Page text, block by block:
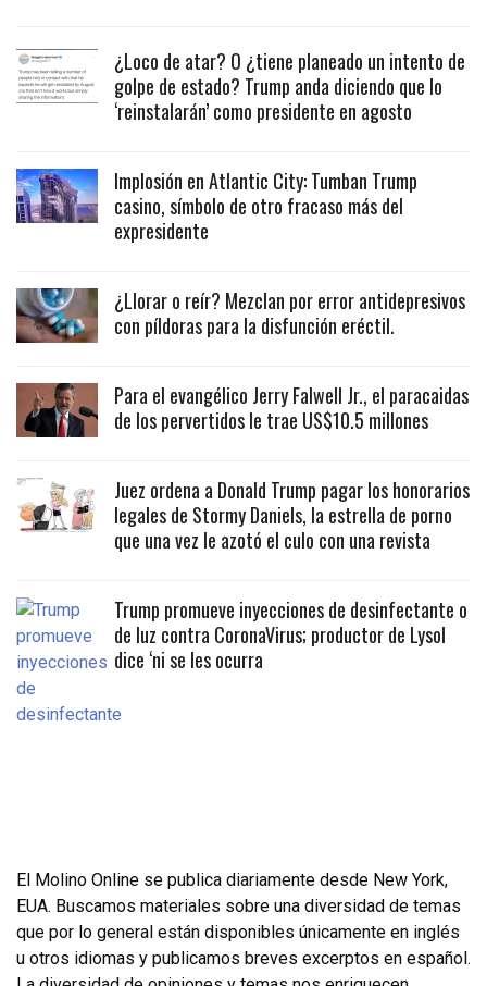
¿Loco de atar? O ¿tiene planeado un intento de
golpe de estado? Trump anda diciendo que lo
‘reinstalarán’ como presidente en agosto
Implosión en Atlantic City: Tumban Trump
casino, símbolo de otro fracaso más del
expresidente
¿Llorar o reír? Mezclan por error antidepresivos
con píldoras para la disfunción eréctil.
Para el evangélico Jerry Falwell Jr., el paracaidas
de los pervertidos le trae US$10.5 millones
Juez ordena a Donald Trump pagar los honorarios
legales de Stormy Daniels, la estrella de porno
que una vez le azotó el culo con una revista
Trump promueve inyecciones de desinfectante o
de luz contra CoronaVirus; productor de Lysol
dice ‘ni se les ocurra
El Molino Online se publica diariamente desde New York,
EUA. Buscamos materiales sobre una diversidad de temas
que por lo general están disponibles únicamente en inglés
u otros idiomas y publicamos breves excerptos en español.